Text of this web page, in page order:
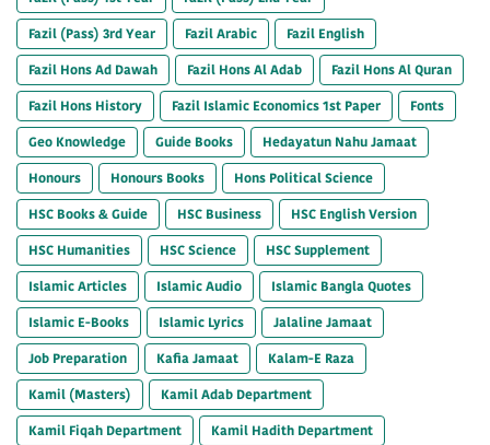
Fazil (Pass) 3rd Year
Fazil Arabic
Fazil English
Fazil Hons Ad Dawah
Fazil Hons Al Adab
Fazil Hons Al Quran
Fazil Hons History
Fazil Islamic Economics 1st Paper
Fonts
Geo Knowledge
Guide Books
Hedayatun Nahu Jamaat
Honours
Honours Books
Hons Political Science
HSC Books & Guide
HSC Business
HSC English Version
HSC Humanities
HSC Science
HSC Supplement
Islamic Articles
Islamic Audio
Islamic Bangla Quotes
Islamic E-Books
Islamic Lyrics
Jalaline Jamaat
Job Preparation
Kafia Jamaat
Kalam-E Raza
Kamil (Masters)
Kamil Adab Department
Kamil Fiqah Department
Kamil Hadith Department